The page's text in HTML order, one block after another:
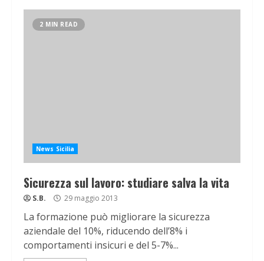
2 MIN READ
News Sicilia
Sicurezza sul lavoro: studiare salva la vita
S.B. 29 maggio 2013
La formazione può migliorare la sicurezza
aziendale del 10%, riducendo dell’8% i
comportamenti insicuri e del 5-7%...